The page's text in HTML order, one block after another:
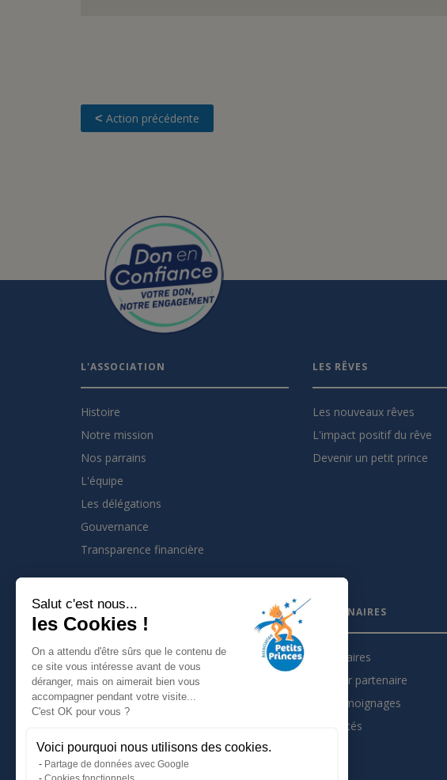
Salut c'est nous...
les Cookies !
On a attendu d'être sûrs que le contenu de
ce site vous intéresse avant de vous
déranger, mais on aimerait bien vous
accompagner pendant votre visite...
C'est OK pour vous ?
Voici pourquoi nous utilisons des cookies.
Partage de données avec Google
< Action précédente
L'ASSOCIATION
Histoire
Notre mission
Nos parrains
L'équipe
Les délégations
Gouvernance
Transparence financière
LES RÊVES
Les nouveaux rêves
L'impact positif du rêve
Devenir un petit prince
INSCRIVEZ VOUS À LA NEWSLETTER
Je m'inscris à la newsletter
Suivez nous sur :
Mentions légales
PARTENAIRES
Partenaires
Devenir partenaire
Les témoignages
Actualités